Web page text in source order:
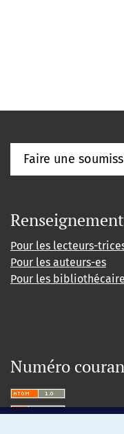
Faire une
Pour les lecteurs-
Pour les auteurs-es
Pour les
Numéro